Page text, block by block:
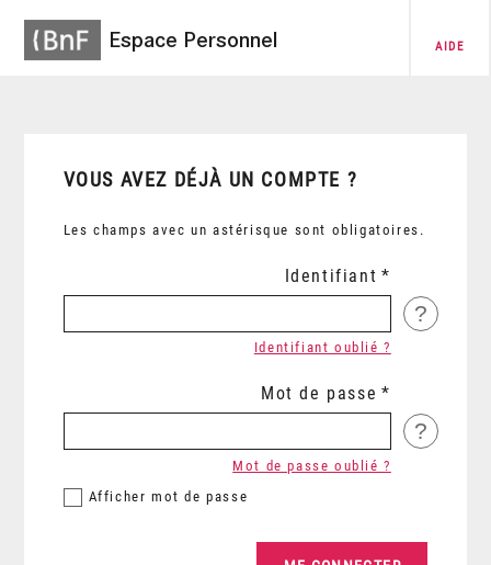
Espace Personnel AIDE
VOUS AVEZ DÉJÀ UN COMPTE ?
Les champs avec un astérisque sont obligatoires.
Identifiant
?
Identifiant oublié ?
Mot de passe
?
Afficher mot de passe
Mot de passe oublié ?